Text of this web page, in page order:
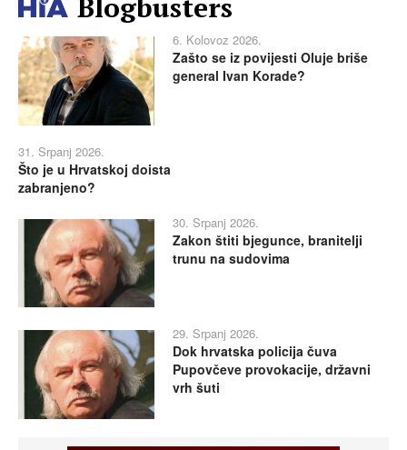
Blogbusters
6. Kolovoz 2026.
Zašto se iz povijesti Oluje briše
general Ivan Korade?
31. Srpanj 2026.
Što je u Hrvatskoj doista
zabranjeno?
30. Srpanj 2026.
Zakon štiti bjegunce, branitelji
trunu na sudovima
29. Srpanj 2026.
Dok hrvatska policija čuva
Pupovčeve provokacije, državni
vrh šuti